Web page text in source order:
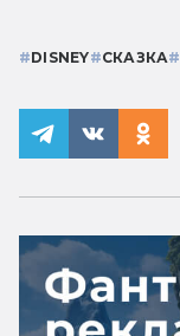
#DISNEY#СКАЗКА#